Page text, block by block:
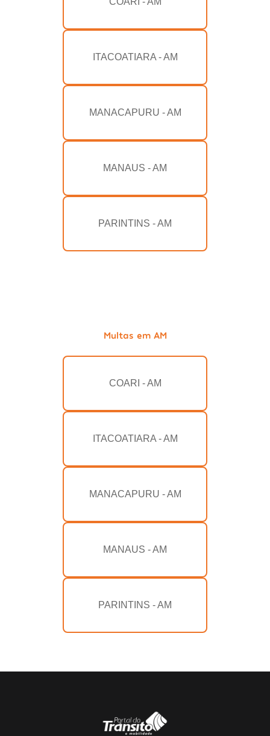
ITACOATIARA - AM
MANACAPURU - AM
MANAUS - AM
PARINTINS - AM
Multas em AM
COARI - AM
ITACOATIARA - AM
MANACAPURU - AM
MANAUS - AM
PARINTINS - AM